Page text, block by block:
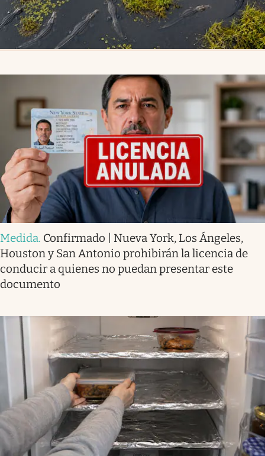
Medida. Confirmado | Nueva York, Los Ángeles,
Houston y San Antonio prohibirán la licencia de
conducir a quienes no puedan presentar este
documento